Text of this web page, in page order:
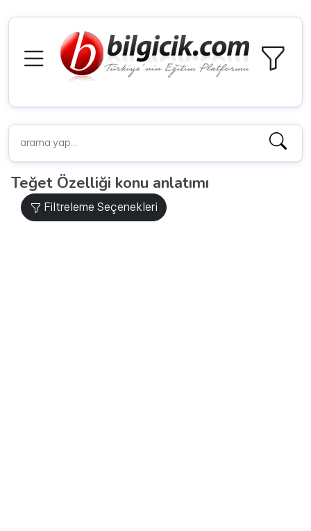
Teğet Özelliği konu anlatımı
Filtreleme Seçenekleri